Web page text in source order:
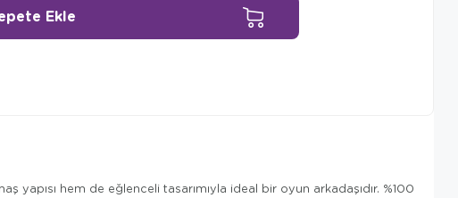
yapısı hem de eğlenceli tasarımıyla ideal bir oyun arkadaşıdır. %100